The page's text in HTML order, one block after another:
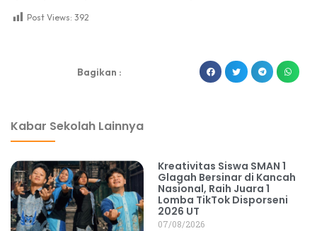
Post Views: 392
Bagikan :
Kabar Sekolah Lainnya
Kreativitas Siswa SMAN 1
Glagah Bersinar di Kancah
Nasional, Raih Juara 1
Lomba TikTok Disporseni
2026 UT
07/08/2026